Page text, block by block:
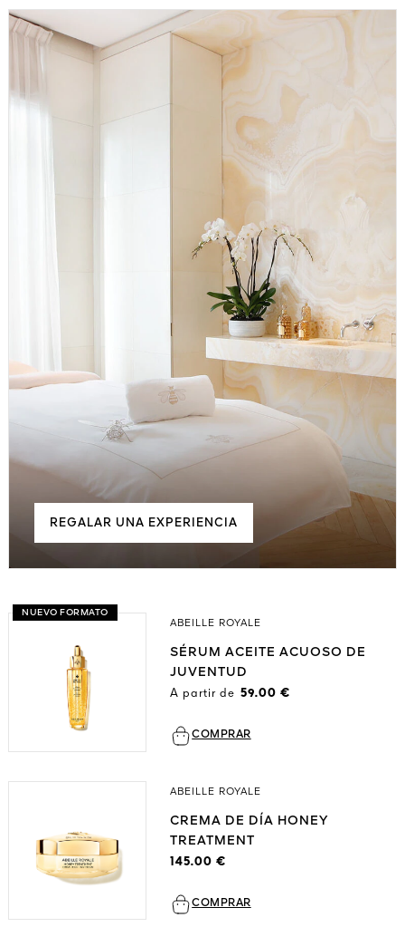
REGALAR UNA EXPERIENCIA
NUEVO FORMATO
ABEILLE ROYALE
SÉRUM ACEITE ACUOSO DE
JUVENTUD
A partir de 59.00 €
COMPRAR
ABEILLE ROYALE
CREMA DE DÍA HONEY
TREATMENT
145.00 €
COMPRAR